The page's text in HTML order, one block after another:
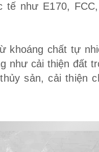
như E170, FCC,
khoáng chất tự
như cải thiện đất
sản, cải thiện